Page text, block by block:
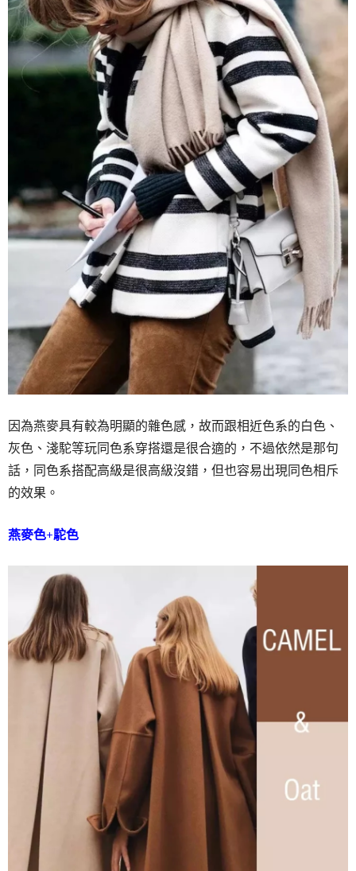
因為燕麥具有較為明顯的雜色感，故而跟相近色系的白色、
灰色、淺駝等玩同色系穿搭還是很合適的，不過依然是那句
話，同色系搭配高級是很高級沒錯，但也容易出現同色相斥
的效果。
燕麥色+駝色